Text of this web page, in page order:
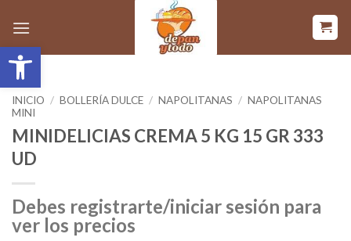
Abrir barra de herramientas
contenido
INICIO / BOLLERÍA DULCE / NAPOLITANAS / NAPOLITANAS
MINI
MINIDELICIAS CREMA 5 KG 15 GR 333
UD
Debes registrarte/iniciar sesión para
ver los precios